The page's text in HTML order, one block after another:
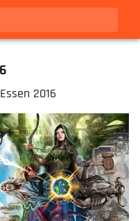
2016
| Conexión Berlín - Catálogo